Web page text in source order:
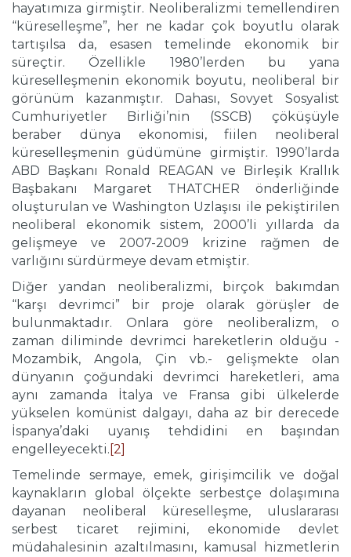
hayatımıza girmiştir. Neoliberalizmi temellendiren
“küreselleşme”, her ne kadar çok boyutlu olarak
tartışılsa da, esasen temelinde ekonomik bir
süreçtir. Özellikle 1980’lerden bu yana
küreselleşmenin ekonomik boyutu, neoliberal bir
görünüm kazanmıştır. Dahası, Sovyet Sosyalist
Cumhuriyetler Birliği’nin (SSCB) çöküşüyle
beraber dünya ekonomisi, fiilen neoliberal
küreselleşmenin güdümüne girmiştir. 1990’larda
ABD Başkanı Ronald REAGAN ve Birleşik Krallık
Başbakanı Margaret THATCHER önderliğinde
oluşturulan ve Washington Uzlaşısı ile pekiştirilen
neoliberal ekonomik sistem, 2000’li yıllarda da
gelişmeye ve 2007-2009 krizine rağmen de
varlığını sürdürmeye devam etmiştir.
Diğer yandan neoliberalizmi, birçok bakımdan
“karşı devrimci” bir proje olarak görüşler de
bulunmaktadır. Onlara göre neoliberalizm, o
zaman diliminde devrimci hareketlerin olduğu -
Mozambik, Angola, Çin vb.- gelişmekte olan
dünyanın çoğundaki devrimci hareketleri, ama
aynı zamanda İtalya ve Fransa gibi ülkelerde
yükselen komünist dalgayı, daha az bir derecede
İspanya’daki uyanış tehdidini en başından
engelleyecekti. [2]
Temelinde sermaye, emek, girişimcilik ve doğal
kaynakların global ölçekte serbestçe dolaşımına
dayanan neoliberal küreselleşme, uluslararası
serbest ticaret rejimini, ekonomide devlet
müdahalesinin azaltılmasını, kamusal hizmetlerin